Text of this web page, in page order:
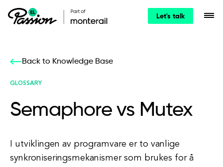
Let's talk
Back to Knowledge Base
GLOSSARY
Semaphore vs Mutex
I utviklingen av programvare er to vanlige
synkroniseringsmekanismer som brukes for å